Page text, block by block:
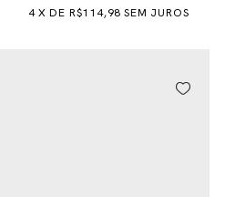
4XDE R$114,98 SEM JUROS